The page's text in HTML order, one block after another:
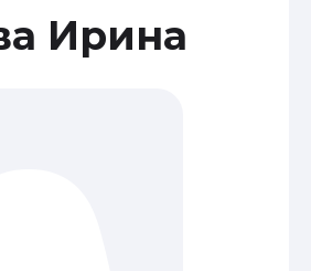
Ирина